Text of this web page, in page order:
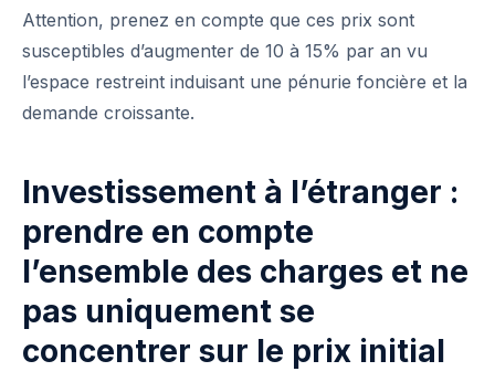
Attention, prenez en compte que ces prix sont
susceptibles d’augmenter de 10 à 15% par an vu
l’espace restreint induisant une pénurie foncière et la
demande croissante.
Investissement à l’étranger :
prendre en compte
l’ensemble des charges et ne
pas uniquement se
concentrer sur le prix initial